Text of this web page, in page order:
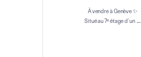
À vendre à Genève ✨
Situé au 7ᵉ étage d`un …